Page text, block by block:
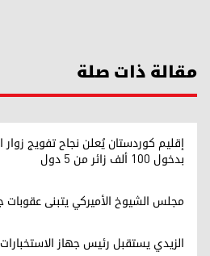
مقالة ذات صلة
إقليم كوردستان يُعلن نجاح تفويج زوار
بدخول 100 ألف زائر من 5 دول
مجلس الشيوخ الأميركي يتبنى عقوبات
الزيدي يستقبل رئيس جهاز